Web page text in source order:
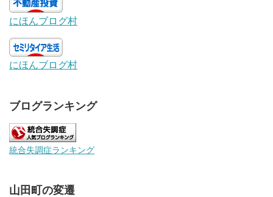
にほんブログ村
にほんブログ村
ブログランキング
統合失調症ランキング
山田町の変遷